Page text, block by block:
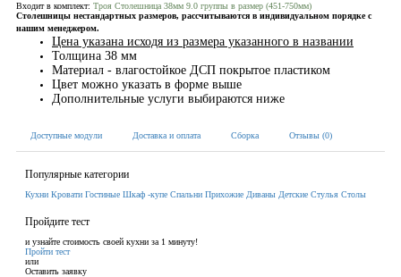
Входит в комплект: Троя Столешница 38мм 9.0 группы в размер (451-750мм)
Столешницы нестандартных размеров, рассчитываются в индивидуальном порядке с
нашим менеджером.
Цена указана исходя из размера указанного в названии
Толщина 38 мм
Материал - влагостойкое ДСП покрытое пластиком
Цвет можно указать в форме выше
Дополнительные услуги выбираются ниже
Доступные модули Доставка и оплата Сборка Отзывы (0)
Популярные категории
Кухни Кровати Гостиные Шкаф -купе Спальни Прихожие Диваны Детские Стулья Столы
Пройдите тест
и узнайте стоимость своей кухни за 1 минуту!
Пройти тест
или
Оставить заявку